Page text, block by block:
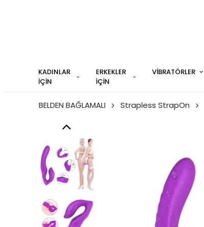
KADINLAR
İÇİN
ERKEKLER
İÇİN
VİBRATÖRLER
BELDEN BAĞLAMALI Strapless StrapOn